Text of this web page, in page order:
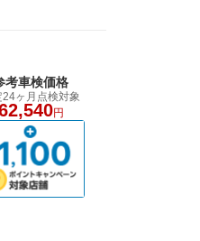
考車検価格
24ヶ月点検対象
円